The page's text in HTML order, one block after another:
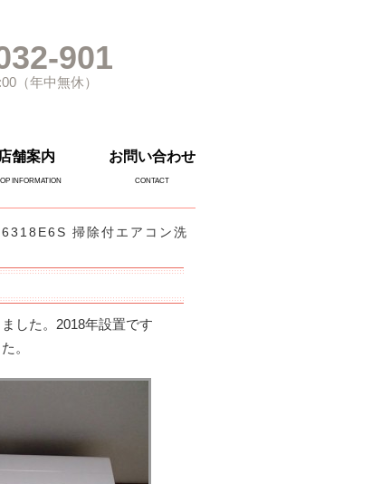
901
（年中無休）
店舗案内
INFORMATION
お問い合わせ
CONTACT
掃除付エアコン洗
した。2018年設置です
。